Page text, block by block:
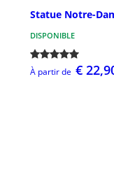
Statue Notre-
DISPONIBLE
À partir de €